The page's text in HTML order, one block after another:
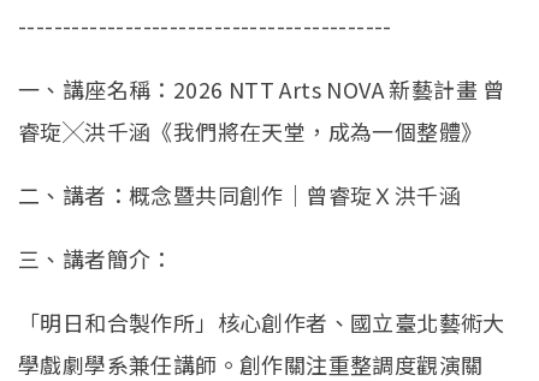
------------------------------------------
一、講座名稱：2026 NTT Arts NOVA 新藝計畫 曾
睿琁╳洪千涵《我們將在天堂，成為一個整體》
二、講者：概念暨共同創作｜曾睿琁Ｘ洪千涵
三、講者簡介：
「明日和合製作所」核心創作者、國立臺北藝術大
學戲劇學系兼任講師。創作關注重整調度觀演關